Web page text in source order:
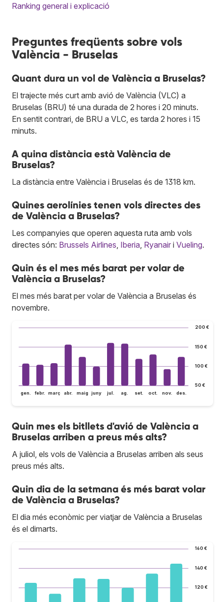
Ranking general i explicació
Preguntes freqüents sobre vols
València - Bruselas
Quant dura un vol de València a Bruselas?
El trajecte més curt amb avió de València (VLC) a
Bruselas (BRU) té una durada de 2 hores i 20 minuts.
En sentit contrari, de BRU a VLC, es tarda 2 hores i 15
minuts.
A quina distància està València de
Bruselas?
La distància entre València i Bruselas és de 1318 km.
Quines aerolínies tenen vols directes des
de València a Bruselas?
Les companyies que operen aquesta ruta amb vols
directes són: Brussels Airlines Iberia Ryanair i Vueling.
Quin és el mes més barat per volar de
València a Bruselas?
El mes més barat per volar de València a Bruselas és
novembre.
50 €
100 €
150 €
200 €
gen. febr. març abr. maig juny jul. ag. set. oct. nov. des.
Quin mes els bitllets d'avió de València a
Bruselas arriben a preus més alts?
A juliol, els vols de València a Bruselas arriben als seus
preus més alts.
Quin dia de la setmana és més barat volar
de València a Bruselas?
El dia més econòmic per viatjar de València a Bruselas
és el dimarts.
120 €
140 €
160 €